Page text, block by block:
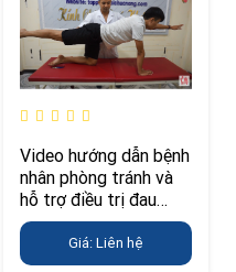
Video hướng dẫn bệnh
nhân phòng tránh và
hỗ trợ điều trị đau
lưng
Giá: Liên hệ